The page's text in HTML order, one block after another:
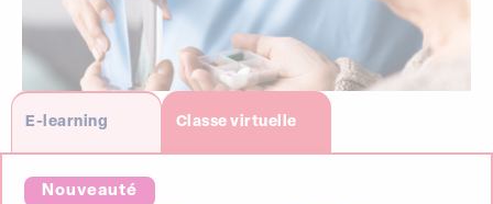
E-learning Classe virtuelle
Nouveauté